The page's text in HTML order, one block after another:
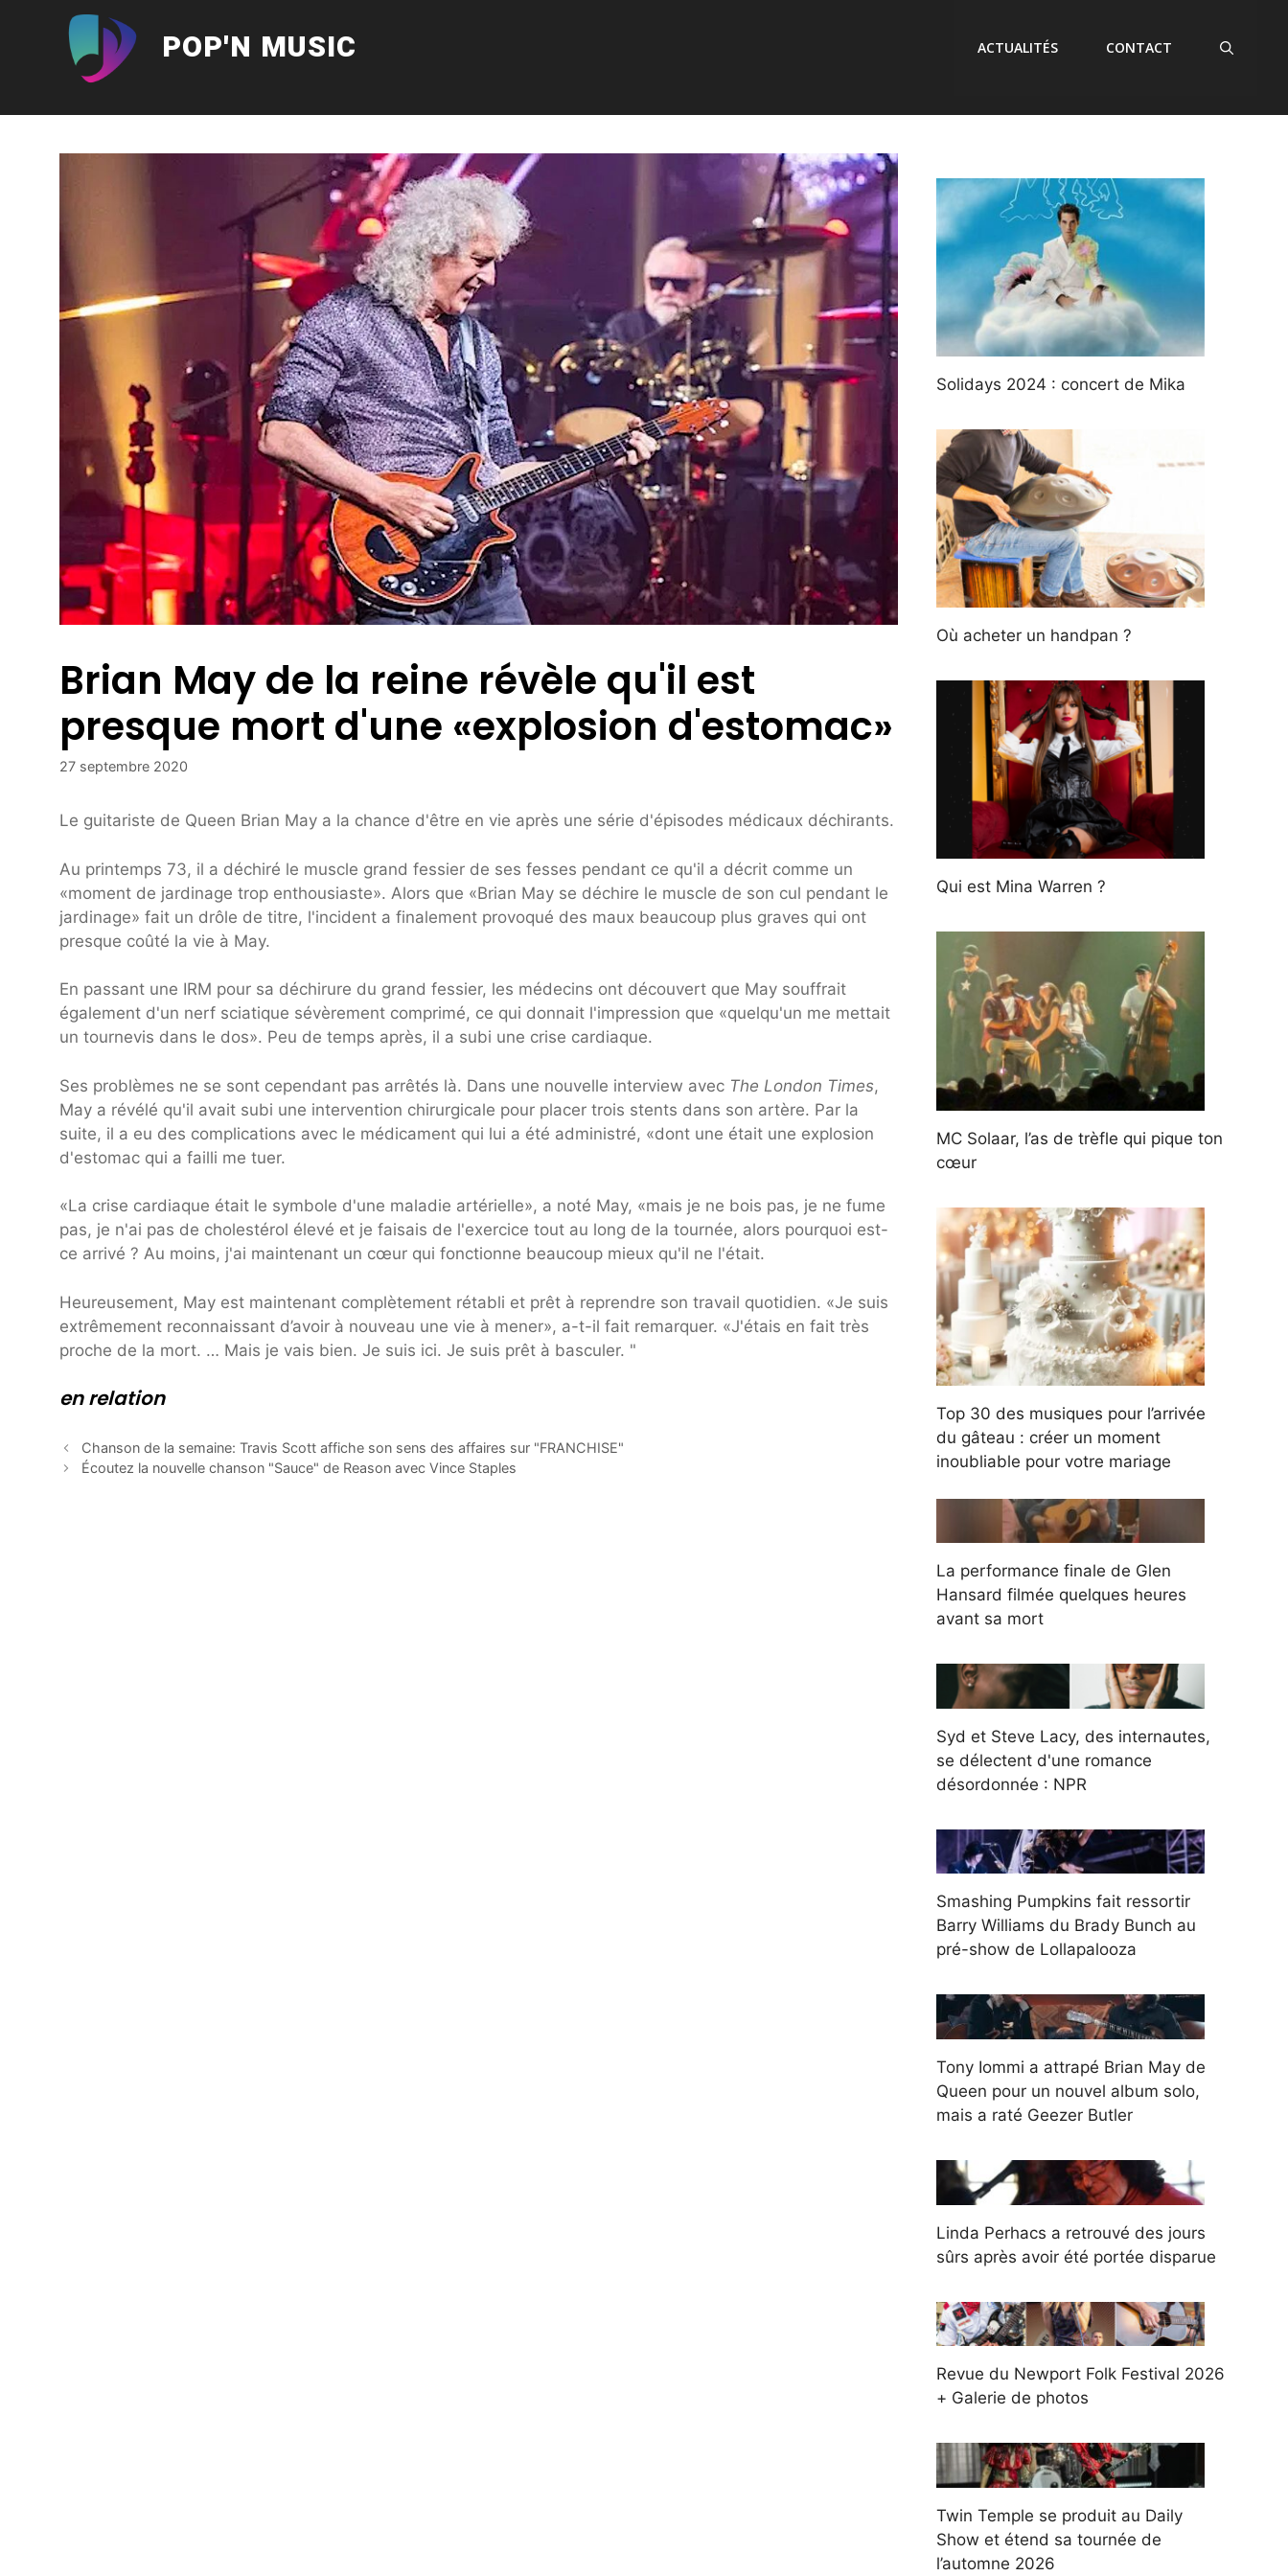
POP'N MUSIC ACTUALITÉS CONTACT
Brian May de la reine révèle qu'il est
presque mort d'une «explosion d'estomac»
27 septembre 2020
Le guitariste de Queen Brian May a la chance d'être en vie après une série d'épisodes médicaux déchirants.
Au printemps 73, il a déchiré le muscle grand fessier de ses fesses pendant ce qu'il a décrit comme un
«moment de jardinage trop enthousiaste». Alors que «Brian May se déchire le muscle de son cul pendant le
jardinage» fait un drôle de titre, l'incident a finalement provoqué des maux beaucoup plus graves qui ont
presque coûté la vie à May.
En passant une IRM pour sa déchirure du grand fessier, les médecins ont découvert que May souffrait
également d'un nerf sciatique sévèrement comprimé, ce qui donnait l'impression que «quelqu'un me mettait
un tournevis dans le dos». Peu de temps après, il a subi une crise cardiaque.
Ses problèmes ne se sont cependant pas arrêtés là. Dans une nouvelle interview avec The London Times,
May a révélé qu'il avait subi une intervention chirurgicale pour placer trois stents dans son artère. Par la
suite, il a eu des complications avec le médicament qui lui a été administré, «dont une était une explosion
d'estomac qui a failli me tuer.
«La crise cardiaque était le symbole d'une maladie artérielle», a noté May, «mais je ne bois pas, je ne fume
pas, je n'ai pas de cholestérol élevé et je faisais de l'exercice tout au long de la tournée, alors pourquoi est-
ce arrivé ? Au moins, j'ai maintenant un cœur qui fonctionne beaucoup mieux qu'il ne l'était.
Heureusement, May est maintenant complètement rétabli et prêt à reprendre son travail quotidien. «Je suis
extrêmement reconnaissant d’avoir à nouveau une vie à mener», a-t-il fait remarquer. «J'étais en fait très
proche de la mort. … Mais je vais bien. Je suis ici. Je suis prêt à basculer. "
en relation
Chanson de la semaine: Travis Scott affiche son sens des affaires sur "FRANCHISE"
Écoutez la nouvelle chanson "Sauce" de Reason avec Vince Staples
Solidays 2024 : concert de Mika
Où acheter un handpan ?
Qui est Mina Warren ?
MC Solaar, l’as de trèfle qui pique ton
cœur
Top 30 des musiques pour l’arrivée
du gâteau : créer un moment
inoubliable pour votre mariage
La performance finale de Glen
Hansard filmée quelques heures
avant sa mort
Syd et Steve Lacy, des internautes,
se délectent d'une romance
désordonnée : NPR
Smashing Pumpkins fait ressortir
Barry Williams du Brady Bunch au
pré-show de Lollapalooza
Tony Iommi a attrapé Brian May de
Queen pour un nouvel album solo,
mais a raté Geezer Butler
Linda Perhacs a retrouvé des jours
sûrs après avoir été portée disparue
Revue du Newport Folk Festival 2026
+ Galerie de photos
Twin Temple se produit au Daily
Show et étend sa tournée de
l’automne 2026